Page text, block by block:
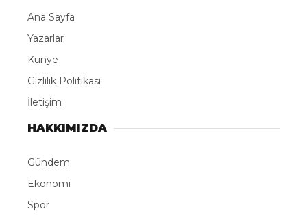
Ana Sayfa
Yazarlar
Künye
Gizlilik Politikası
İletişim
HAKKIMIZDA
Gündem
Ekonomi
Spor